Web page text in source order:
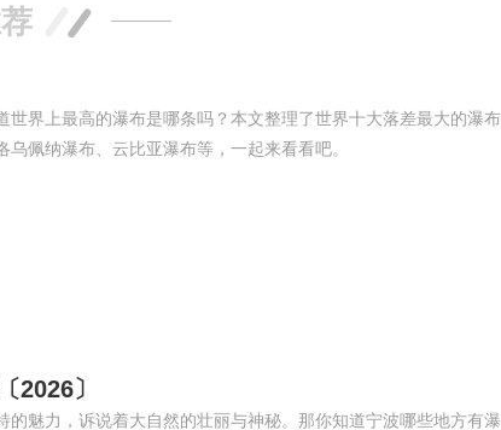
界上最高的瀑布是哪条吗？本文整理了世界十大落差最大的瀑
佩纳瀑布、云比亚瀑布等，一起来看看吧。
2026〕
魅力，诉说着大自然的壮丽与神秘。那你知道宁波哪些地方有瀑